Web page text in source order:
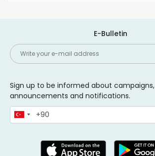
E-Bulletin
Sign up to be informed about campaigns,
announcements and notifications.